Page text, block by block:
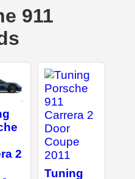
911
2
Tuning